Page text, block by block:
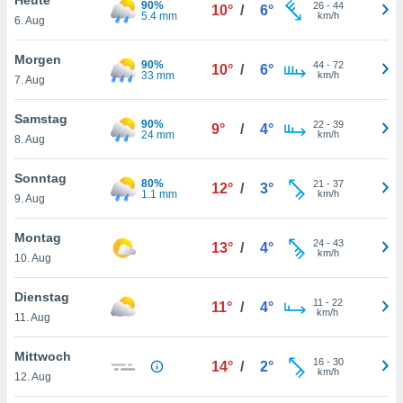
oder
Partner
es uns
das
der
Profil zu
Ihnen
finden
. Sie
jederzeit
Rand
6. Aug
90%
5.4 mm
10° / 6° 26- 44
km/h
Morgen
7. Aug
90%
33 mm
10° / 6° 44- 72
km/h
Samstag
8. Aug
90%
24 mm
9° / 4° 22- 39
km/h
Sonntag
9. Aug
80%
1.1 mm
12° / 3° 21 - 37
km/h
Montag
10. Aug
13° / 4° 24- 43
km/h
Dienstag
11. Aug
11° / 4° 11 - 22
km/h
Mittwoch
12. Aug
14° / 2° 16- 30
km/h